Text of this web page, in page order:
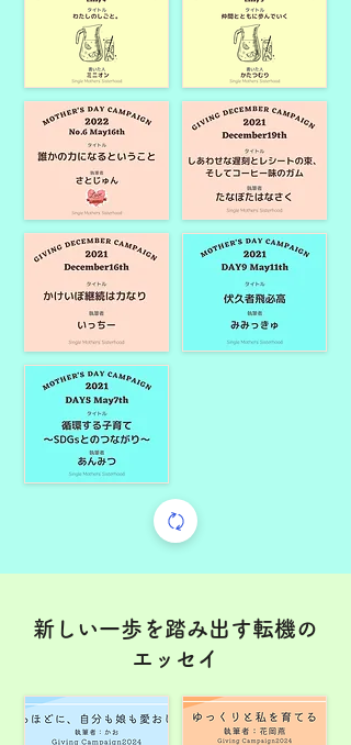
新しい一歩を踏み出す転機の
エッセイ